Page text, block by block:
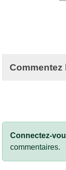
Commentez
Connectez-
commentaires.